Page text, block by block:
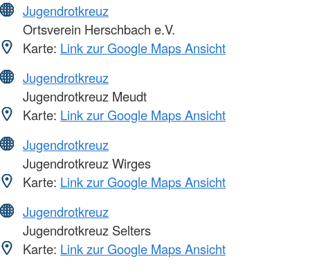
Jugendrotkreuz
Ortsverein Herschbach e.V.
Karte: Link zur Google Maps Ansicht
Jugendrotkreuz
Jugendrotkreuz Meudt
Karte: Link zur Google Maps Ansicht
Jugendrotkreuz
Jugendrotkreuz Wirges
Karte: Link zur Google Maps Ansicht
Jugendrotkreuz
Jugendrotkreuz Selters
Karte: Link zur Google Maps Ansicht